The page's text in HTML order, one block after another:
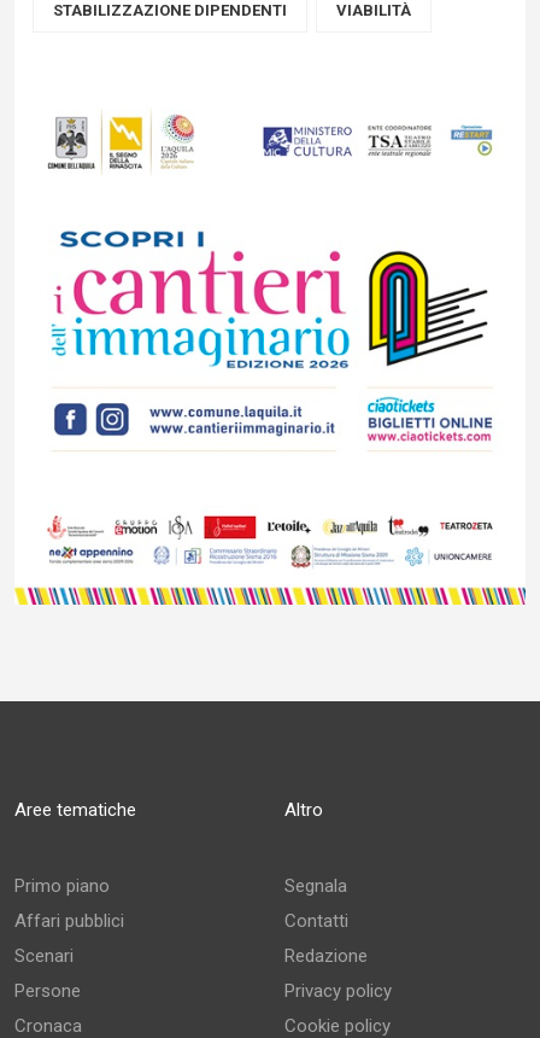
STABILIZZAZIONE DIPENDENTI VIABILITÀ
Aree tematiche
Primo piano
Affari pubblici
Scenari
Persone
Cronaca
Altro
Segnala
Contatti
Redazione
Privacy policy
Cookie policy